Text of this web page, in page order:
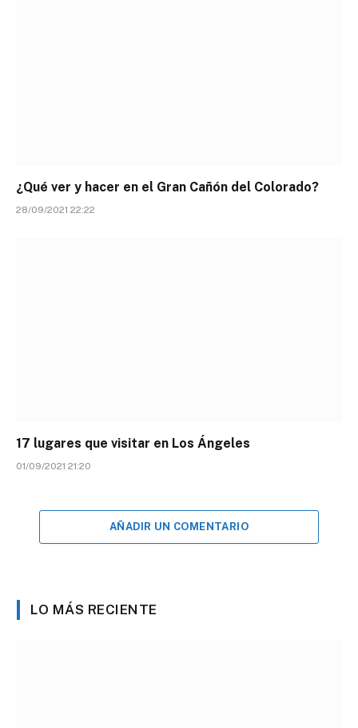
¿Qué ver y hacer en el Gran Cañón del Colorado?
28/09/2021 22:22
17 lugares que visitar en Los Ángeles
01/09/2021 21:20
AÑADIR UN COMENTARIO
LO MÁS RECIENTE